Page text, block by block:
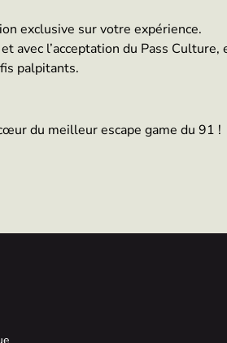
exclusive sur votre expérience.
avec l’acceptation du Pass
palpitants.
du meilleur escape game du 91 !